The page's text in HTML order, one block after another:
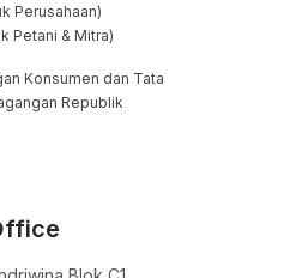
Perusahaan)
Petani & Mitra)
Konsumen dan Tata
Republik